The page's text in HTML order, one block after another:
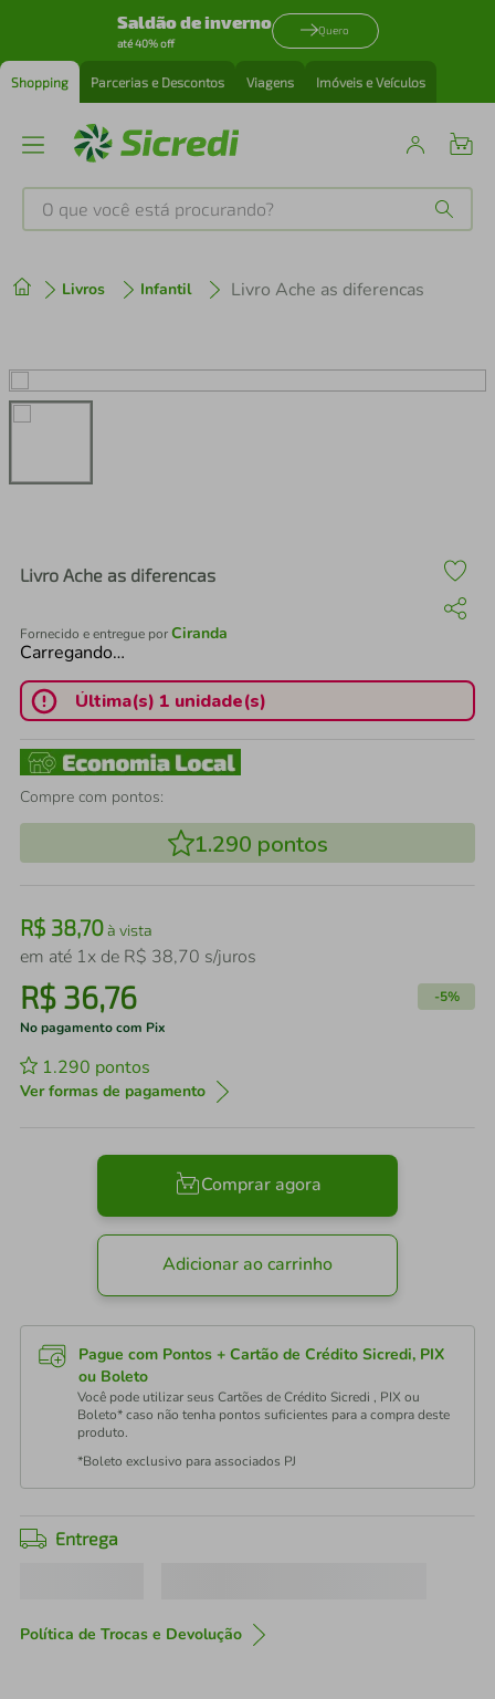
Saldão de inverno
até 40% off
Quero
Shopping Parcerias e Descontos Viagens Imóveis e Veículos
O que você está procurando?
Livros Infantil Livro Ache as diferencas
Livro Ache as diferencas
Fornecido e entregue porCiranda
Carregando…
Última(s) 1 unidade(s)
Compre com pontos:
1.290 pontos
R$ 38,70à vista
em até 1x de R$ 38,70 s/juros
R$ 36,76 -5%
No pagamento com Pix
1.290 pontos
Ver formas de pagamento
Comprar agora
Adicionar ao carrinho
Pague com Pontos + Cartão de Crédito Sicredi, PIX
ou Boleto
Você pode utilizar seus Cartões de Crédito Sicredi , PIX ou
Boleto* caso não tenha pontos suficientes para a compra deste
produto.
*Boleto exclusivo para associados PJ
Entrega
Política de Trocas e Devolução
2º cafeteira